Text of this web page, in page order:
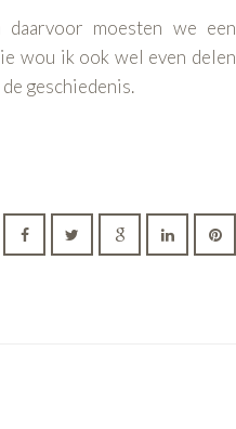
moesten we een
wou ik ook wel even delen
geschiedenis.